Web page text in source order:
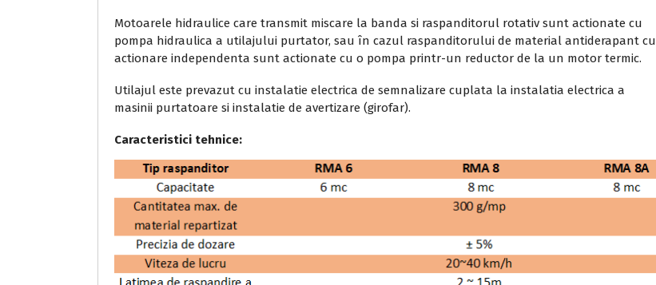
Motoarele hidraulice care transmit miscare la banda si raspanditorul rotativ sunt actionate cu
pompa hidraulica a utilajului purtator, sau în cazul raspanditorului de material antiderapant cu
actionare independenta sunt actionate cu o pompa printr-un reductor de la un motor termic.
Utilajul este prevazut cu instalatie electrica de semnalizare cuplata la instalatia electrica a
masinii purtatoare si instalatie de avertizare (girofar).
Caracteristici tehnice: